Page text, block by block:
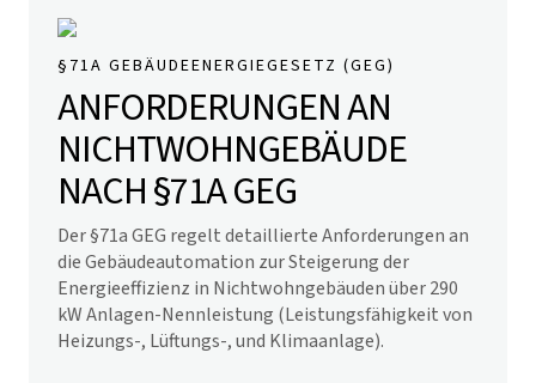
§71A GEBÄUDEENERGIEGESETZ (GEG)
ANFORDERUNGEN AN
NICHTWOHNGEBÄUDE
NACH §71A GEG
Der §71a GEG regelt detaillierte Anforderungen an
die Gebäudeautomation zur Steigerung der
Energieeffizienz in Nichtwohngebäuden über 290
kW Anlagen-Nennleistung (Leistungsfähigkeit von
Heizungs-, Lüftungs-, und Klimaanlage).